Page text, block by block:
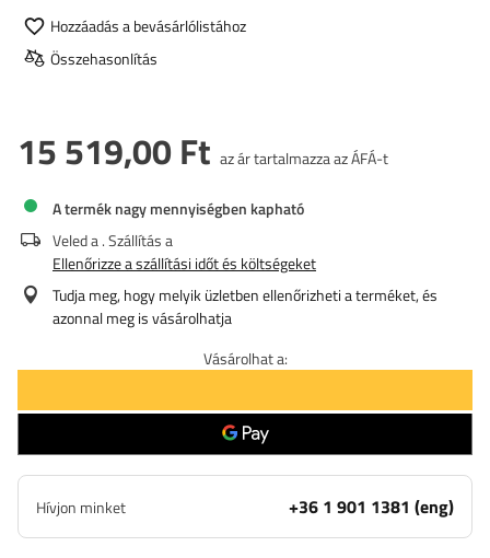
Hozzáadás a bevásárlólistához
Összehasonlítás
15 519,00 Ft az ár tartalmazza az ÁFÁ-t
A termék nagy mennyiségben kapható
Veled a. Szállítás a
Ellenőrizze a szállítási időt és költségeket
Tudja meg, hogy melyik üzletben ellenőrizheti a terméket, és
azonnal meg is vásárolhatja
Vásárolhat a:
Hívjon minket +36 1 901 1381 (eng)